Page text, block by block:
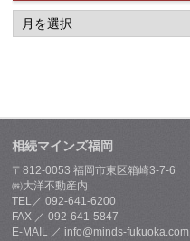
過
去
の
研
修
会
等
相続マインズ福岡
〒812-0053 福岡市東区箱崎3-7-6
㈱大洋不動産内
TEL／ 092-641-6200
FAX ／ 092-641-5847
E-MAIL ／ info@minds-fukuoka.com